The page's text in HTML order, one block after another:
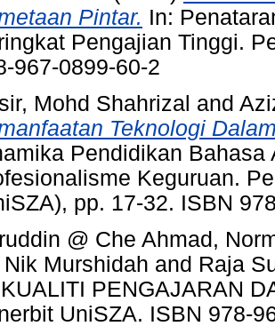
Pintar. In:
Pengajian Tinggi.
967-0899-60-2
Mohd Shahrizal and
Teknologi
Pendidikan
Keguruan.
pp. 17-32. ISBN
@ Che Ahmad,
Nik Murshidah and Raja
PENGAJARAN
UniSZA. ISBN 978-